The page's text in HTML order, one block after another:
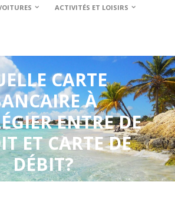
ACTIVITÉS ET LOISIRS
CARTE
À
ENTRE DE
ET CARTE DE
DÉBIT?